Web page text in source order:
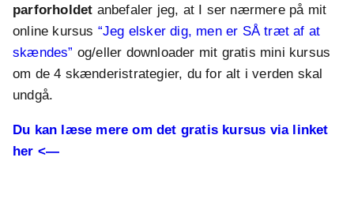
undervisning
Specialiseret støtte, gruppearbejde og individuelle
samtaler til neurodiverse par og individuelle
Fysisk terapi på Fyn + online i hele landet
Kontakt og booking af Janne:
Mail:Janne@jannewind.dk
Tlf. - Send SMS:
parforholdet anbefaler jeg, at I ser nærmere på mit
online kursus “Jeg elsker dig, men er SÅ træt af at
skændes” og/eller downloader mit gratis mini kursus
om de 4 skænderistrategier, du for alt i verden skal
undgå.
Du kan læse mere om det gratis kursus via linket
her <—